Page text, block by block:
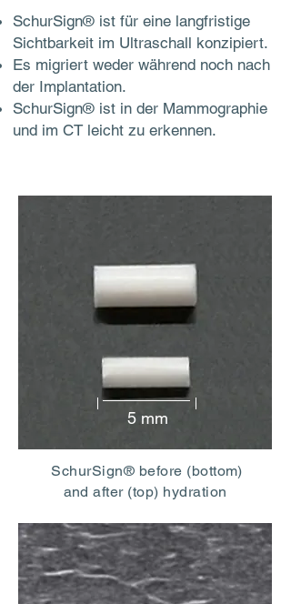
SchurSign® ist für eine langfristige
Sichtbarkeit im Ultraschall konzipiert.
Es migriert weder während noch nach
der Implantation.
SchurSign® ist in der Mammographie
und im CT leicht zu erkennen.
5 mm
SchurSign® before (bottom)
and after (top) hydration